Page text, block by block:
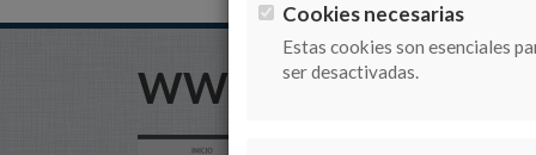
Cookies necesarias
Estas cookies son esenciales
ser desactivadas.